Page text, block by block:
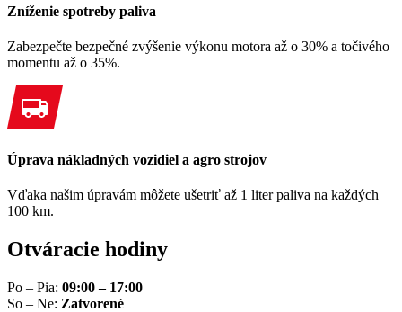
Zníženie spotreby paliva
Zabezpečte bezpečné zvýšenie výkonu motora až o 30% a točivého
momentu až o 35%.
Úprava nákladných vozidiel a agro strojov
Vďaka našim úpravám môžete ušetriť až 1 liter paliva na každých
100 km.
Otváracie hodiny
Po – Pia: 09:00 – 17:00
So – Ne: Zatvorené